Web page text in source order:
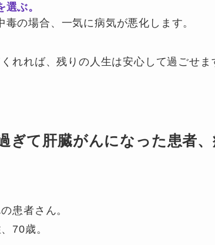
ぶ。
毒の場合、一気に病気が悪化します。
れれば、残りの人生は安心して過ごせま
ぎて肝臓がんになった患者
患者さん。
70歳。